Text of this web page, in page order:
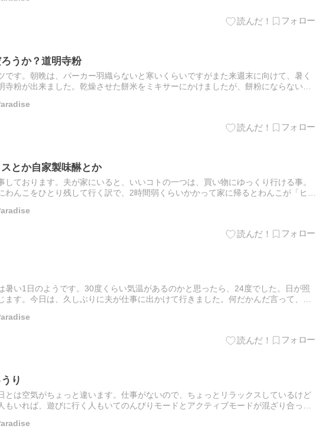
うか？道明寺粉
です。朝晩は、パーカー羽織らないと寒いくらいですがまた来週末に向けて、暑く
寺粉が出来ました。乾燥させた餅米をミキサーにかけましたが、餅粉にならないよ
とか自家製味醂とか
しております。夫が家にいると、いいコトの一つは、買い物にゆっくり行ける事。
わんこをひとり残して行く訳で、2時間弱くらいかかって家に帰るとわんこが「ヒー
暑い1日のようです。30度くらい気温があるのかと思ったら、24度でした。日が照
ます。今日は、久しぶりに夫が仕事に出かけて行きました。何だかんだ言って、家
り
とは空気がちょっと違います。仕事がないので、ちょっとリラックスしているけど
もいれば、遊びに行く人もいてのんびりモードとアクティブモードが混ざり合って